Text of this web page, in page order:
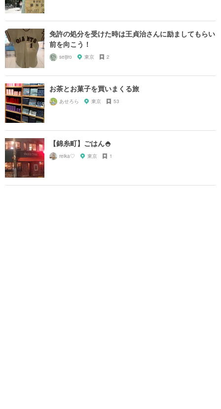
免許の処分を受けた時は王貞治さんに励ましてもらい
前を向こう！
seijiro 東京 2
お茶とお菓子を買いまくる旅
あせろら 東京 53
【錦糸町】ごはん🍚
reika♡ 東京 1